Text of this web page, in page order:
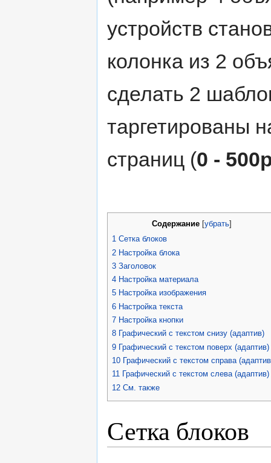
устройств
колонка из 2
сделать 2
таргетированы
страниц (0 -
Содержание[ убрать]
1 Сетка блоков
2 Настройка блока
3 Заголовок
4 Настройка материала
5 Настройка изображения
6 Настройка текста
7 Настройка кнопки
8 Графический с текстом снизу (адаптив)
9 Графический с текстом поверх (адаптив)
10 Графический с текстом справа
11 Графический с текстом слева (адаптив)
12 См. также
Сетка блоков